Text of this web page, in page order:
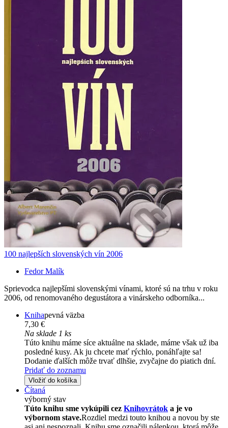
100 najlepších slovenských vín 2006
Fedor Malík
Sprievodca najlepšími slovenskými vínami, ktoré sú na trhu v roku
2006, od renomovaného degustátora a vinárskeho odborníka...
Knihapevná väzba
7,30 €
Na sklade 1 ks
Túto knihu máme síce aktuálne na sklade, máme však už iba
posledné kusy. Ak ju chcete mať rýchlo, ponáhľajte sa!
Dodanie ďalších môže trvať dlhšie, zvyčajne do piatich dní.
Pridať do zoznamu
Vložiť do košíka
Čítaná
výborný stav
Túto knihu sme vykúpili cez Knihovrátok a je vo
výbornom stave.Rozdiel medzi touto knihou a novou by ste